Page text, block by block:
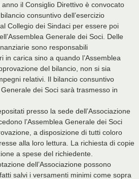
il Consiglio Direttivo è convocato
consuntivo dell’esercizio
Collegio dei Sindaci per essere poi
Generale dei Soci. Delle
sono responsabili
in carica sino a quando l’Assemblea
del bilancio, non si sia
relativi. Il bilancio consuntivo
dei Soci sarà trasmesso in
presso la sede dell’Associazione
l’Assemblea Generale dei Soci
a disposizione di tutti coloro
alla loro lettura. La richiesta di copie
a spese del richiedente.
dell’Associazione possono
salvi i versamenti minimi come sopra